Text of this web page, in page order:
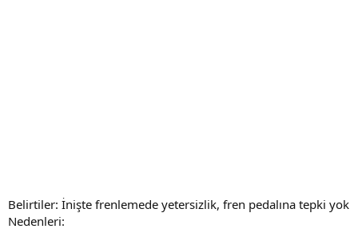
Belirtiler: İnişte frenlemede yetersizlik, fren pedalına tepki yok
Nedenleri: